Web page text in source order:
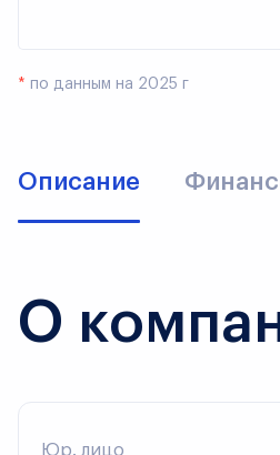
* по данным на 2025 г
Описание
О
Юр. лицо